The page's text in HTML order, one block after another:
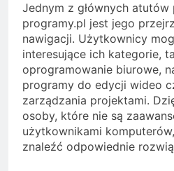
Jednym z głównych
programy.pl jest jego
nawigacji. Użytkownicy
interesujące ich kategorie,
oprogramowanie biurowe,
programy do edycji wideo
zarządzania projektami.
osoby, które nie są
użytkownikami
znaleźć odpowiednie